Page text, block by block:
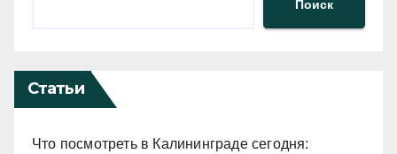
Поиск
Статьи
Что посмотреть в Калининграде сегодня: